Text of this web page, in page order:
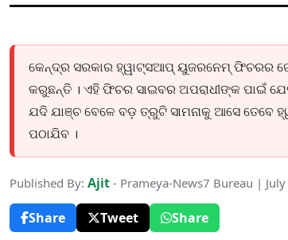
କେନ୍ଦ୍ର ସରକାର ହ୍ୱାଟ୍ସଆପ୍ ୟୁଜରନେମ୍ ଫିଚରର
କରୁଛନ୍ତି । ଏହି ଫିଚର ସାଇବର ଅପରାଧୀଙ୍କ ପାଇଁ
ଯଦି ଯାଞ୍ଚ ବେଳେ ବଡ଼ ତ୍ରୁଟି ସାମନାକୁ ଆସେ ତେବେ
ପଠାଯିବ ।
Published By: Ajit - Prameya-News7 Bureau |
Share
Tweet Share